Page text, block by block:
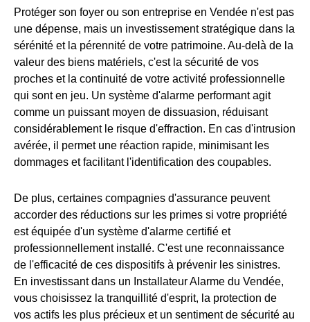
Protéger son foyer ou son entreprise en Vendée n'est pas
une dépense, mais un investissement stratégique dans la
sérénité et la pérennité de votre patrimoine. Au-delà de la
valeur des biens matériels, c'est la sécurité de vos
proches et la continuité de votre activité professionnelle
qui sont en jeu. Un système d'alarme performant agit
comme un puissant moyen de dissuasion, réduisant
considérablement le risque d'effraction. En cas d'intrusion
avérée, il permet une réaction rapide, minimisant les
dommages et facilitant l'identification des coupables.
De plus, certaines compagnies d'assurance peuvent
accorder des réductions sur les primes si votre propriété
est équipée d'un système d'alarme certifié et
professionnellement installé. C'est une reconnaissance
de l'efficacité de ces dispositifs à prévenir les sinistres.
En investissant dans un Installateur Alarme du Vendée,
vous choisissez la tranquillité d'esprit, la protection de
vos actifs les plus précieux et un sentiment de sécurité au